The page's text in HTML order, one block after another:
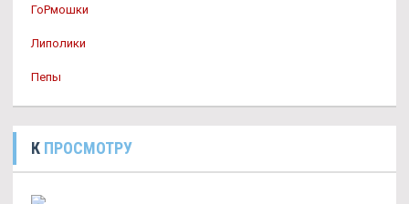
ГоРмошки
Липолики
Пепы
К ПРОСМОТРУ